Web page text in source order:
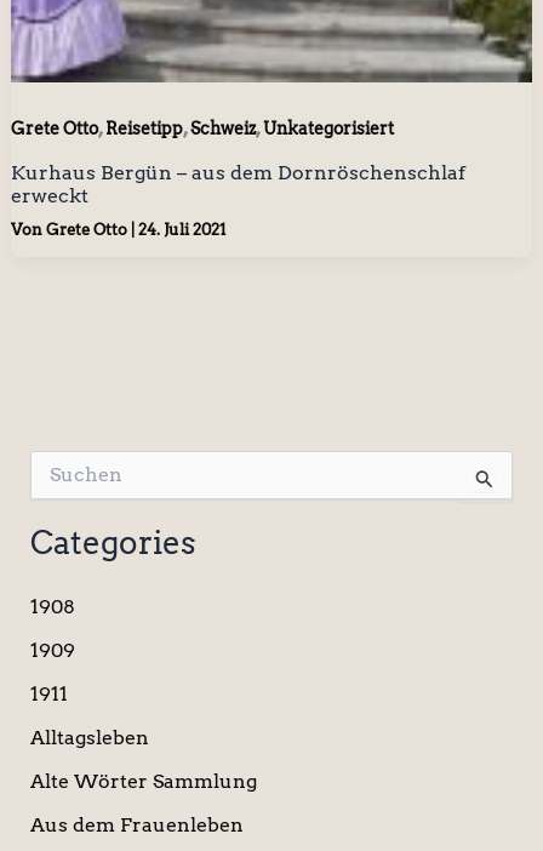
Grete Otto,Reisetipp,Schweiz,Unkategorisiert
Kurhaus Bergün – aus dem Dornröschenschlaf
erweckt
Von Grete Otto 24. Juli 2021
u
h
n
a
h
Categories
1908
1909
1911
Alltagsleben
Alte Wörter Sammlung
Aus dem Frauenleben